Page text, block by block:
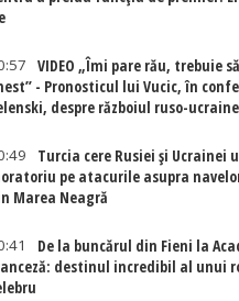
VIDEO „Îmi pare rău, trebuie
- Pronosticul lui Vucic, în
despre războiul ruso-
Turcia cere Rusiei și Ucrainei
pe atacurile asupra
Marea Neagră
De la buncărul din Fieni la
destinul incredibil al unui